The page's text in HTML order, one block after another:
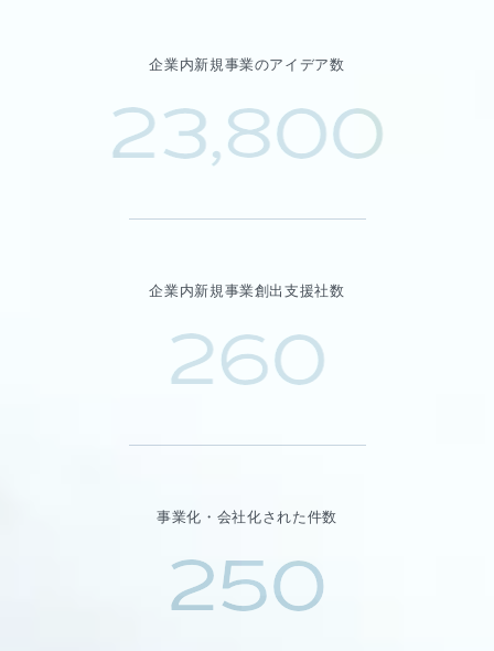
企業内新規事業のアイデア数
23,800
企業内新規事業創出支援社数
260
事業化・会社化された件数
250